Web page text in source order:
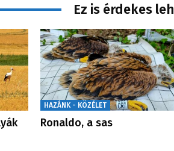
Ez is érdekes
HAZÁNK - KÖZÉLET
Ronaldo, a sas